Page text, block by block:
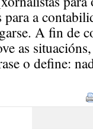
a
A fin de
as
o define: